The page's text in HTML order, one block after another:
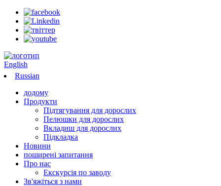
English
Russian
додому
Продукти
Підтягування для дорослих
Пелюшки для дорослих
Вкладиш для дорослих
Підкладка
Новини
поширені запитання
Про нас
Екскурсія по заводу
Зв'яжіться з нами